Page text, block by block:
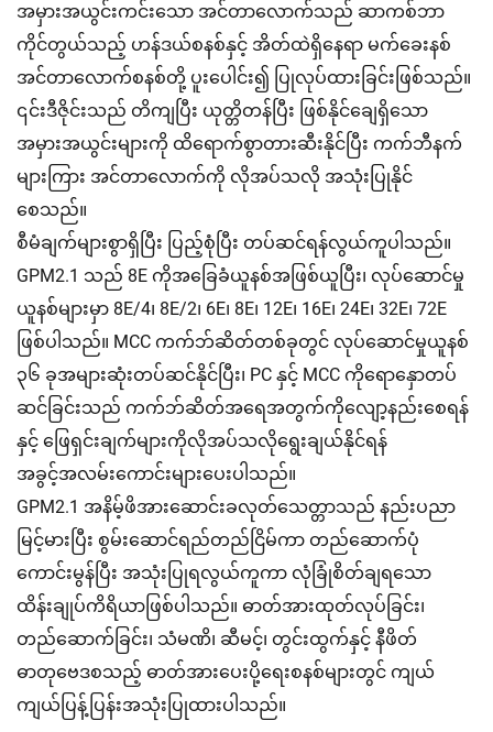
အမှားအယွင်းကင်းသော အင်တာလောက်သည် ဆာကစ်ဘာ
ကိုင်တွယ်သည့် ဟန်ဒယ်စနစ်နှင့် အိတ်ထဲရှိနေရာ မက်ခေးနစ်
အင်တာလောက်စနစ်တို့ ပူးပေါင်း၍ ပြုလုပ်ထားခြင်းဖြစ်သည်။
၎င်းဒီဇိုင်းသည် တိကျပြီး ယုတ္တိတန်ပြီး ဖြစ်နိုင်ချေရှိသော
အမှားအယွင်းများကို ထိရောက်စွာတားဆီးနိုင်ပြီး ကက်ဘီနက်
များကြား အင်တာလောက်ကို လိုအပ်သလို အသုံးပြုနိုင်
စေသည်။
စီမံချက်များစွာရှိပြီး ပြည့်စုံပြီး တပ်ဆင်ရန်လွယ်ကူပါသည်။
GPM2.1 သည် 8E ကိုအခြေခံယူနစ်အဖြစ်ယူပြီး၊ လုပ်ဆောင်မှု
ယူနစ်များမှာ 8E/4၊ 8E/2၊ 6E၊ 8E၊ 12E၊ 16E၊ 24E၊ 32E၊ 72E
ဖြစ်ပါသည်။ MCC ကက်ဘ်ဆိတ်တစ်ခုတွင် လုပ်ဆောင်မှုယူနစ်
၃၆ ခုအများဆုံးတပ်ဆင်နိုင်ပြီး၊ PC နှင့် MCC ကိုရောနှောတပ်
ဆင်ခြင်းသည် ကက်ဘ်ဆိတ်အရေအတွက်ကိုလျော့နည်းစေရန်
နှင့် ဖြေရှင်းချက်များကိုလိုအပ်သလိုရွေးချယ်နိုင်ရန်
အခွင့်အလမ်းကောင်းများပေးပါသည်။
GPM2.1 အနိမ့်ဖိအားဆောင်းခလုတ်သေတ္တာသည် နည်းပညာ
မြင့်မားပြီး စွမ်းဆောင်ရည်တည်ငြိမ်ကာ တည်ဆောက်ပုံ
ကောင်းမွန်ပြီး အသုံးပြုရလွယ်ကူကာ လုံခြုံစိတ်ချရသော
ထိန်းချုပ်ကိရိယာဖြစ်ပါသည်။ ဓာတ်အားထုတ်လုပ်ခြင်း၊
တည်ဆောက်ခြင်း၊ သံမဏိ၊ ဆီမင့်၊ တွင်းထွက်နှင့် နီဖိတ်
ဓာတုဗေဒစသည့် ဓာတ်အားပေးပို့ရေးစနစ်များတွင် ကျယ်
ကျယ်ပြန့်ပြန်းအသုံးပြုထားပါသည်။